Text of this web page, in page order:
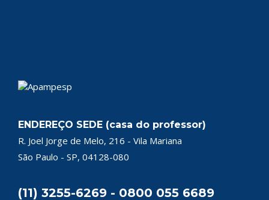
ENDEREÇO SEDE (casa do professor)
R. Joel Jorge de Melo, 216 - Vila Mariana
São Paulo - SP, 04128-080
(11) 3255-6269 - 0800 055 6689